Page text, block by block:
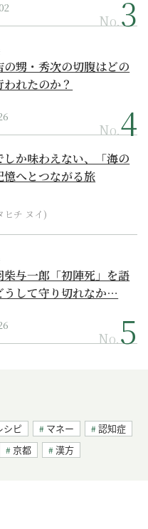
No.
の甥・秀次の切腹はどの
われたのか？
No.
しか味わえない、「海の
憶へとつながる旅
ヒチ ヌイ)
柴与一郎「初陣死」を語
うして守り切れなか…
No.
シピ マネー
認知症
京都 漢方